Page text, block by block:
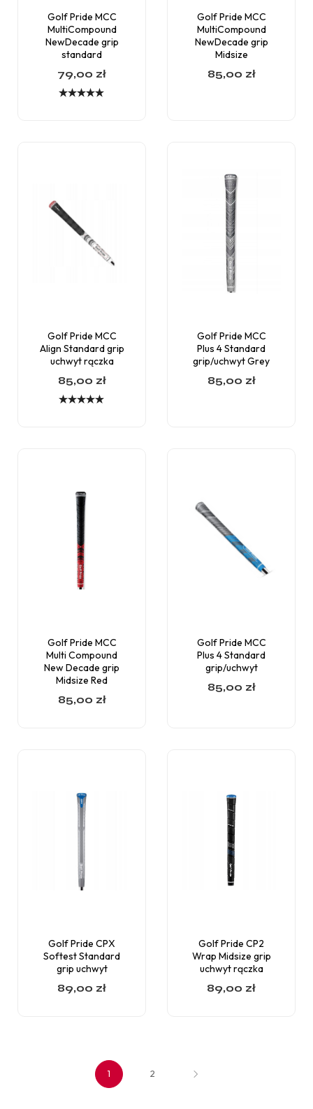
Golf Pride MCC
MultiCompound
NewDecade grip
standard
79,00 zł
Golf Pride MCC
MultiCompound
NewDecade grip
Midsize
85,00 zł
Golf Pride MCC
Align Standard grip
uchwyt rączka
85,00 zł
Golf Pride MCC
Plus 4 Standard
grip/uchwyt Grey
85,00 zł
Golf Pride MCC
Multi Compound
New Decade grip
Midsize Red
85,00 zł
Golf Pride MCC
Plus 4 Standard
grip/uchwyt
85,00 zł
Golf Pride CPX
Softest Standard
grip uchwyt
89,00 zł
Golf Pride CP2
Wrap Midsize grip
uchwyt rączka
89,00 zł
1 2